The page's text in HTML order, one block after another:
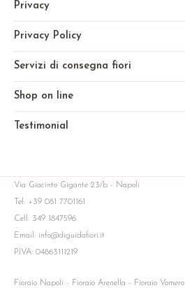
Privacy
Privacy Policy
Servizi di consegna fiori
Shop on line
Testimonial
Via Giacinto Gigante 23/b - Napoli
Tel: +39 081 7701161
Cell: 349 1847596
Email: info@diguidafiori.it
P.IVA: 04863111219
Fioraio Napoli - Fioraio Arenella - Fioraio Vomero